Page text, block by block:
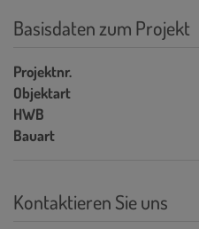
Basisdaten zum Projekt
Projektnr.
Objektart
HWB
Bauart
Kontaktieren Sie uns